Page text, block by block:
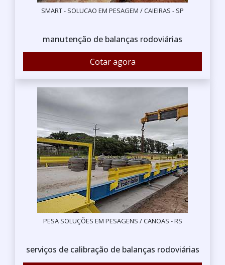
SMART - SOLUCAO EM PESAGEM / CAIEIRAS - SP
manutenção de balanças rodoviárias
Cotar agora
PESA SOLUÇÕES EM PESAGENS / CANOAS - RS
serviços de calibração de balanças rodoviárias